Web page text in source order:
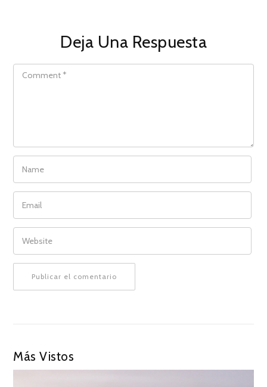
Deja Una Respuesta
COMMENT
NAME
EMAIL
WEBSITE
Más Vistos